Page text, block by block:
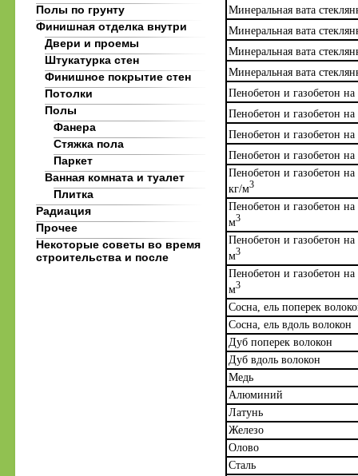
Полы по грунту
Финишная отделка внутри
Двери и проемы
Штукатурка стен
Финишное покрытие стен
Потолки
Полы
Фанера
Стяжка пола
Паркет
Ванная комната и туалет
Плитка
Радиация
Прочее
Некоторые советы во время
строительства и после
Минеральная вата
Минеральная вата
Минеральная вата
Минеральная вата
Пенобетон и газобетон
Пенобетон и газобетон
Пенобетон и газобетон
Пенобетон и газобетон
Пенобетон и газобетон
кг/м3
Пенобетон и газобетон
м3
Пенобетон и газобетон
м3
Пенобетон и газобетон
м3
Сосна, ель поперек
Сосна, ель вдоль волокон
Дуб поперек волокон
Дуб вдоль волокон
Медь
Алюминий
Латунь
Железо
Олово
Сталь